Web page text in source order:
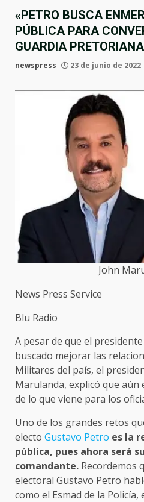
«PETRO BUSCA
PÚBLICA PARA
GUARDIA
newspress 23 de junio de 2022
John
News Press Service
Blu Radio
A pesar de que el
buscado mejorar las
Militares del país, el
Marulanda, explicó que
de lo que viene para los
Uno de los grandes retos
electo Gustavo Petro es la
pública, pues ahora será
comandante. Recordemos
electoral Gustavo Petro
como el Esmad de la